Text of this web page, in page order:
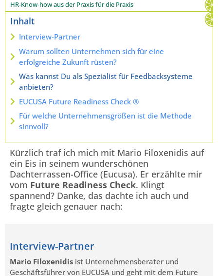
HR-Know-how aus der Praxis für die Praxis
Inhalt
Interview-Partner
Warum sollten Unternehmen sich für eine
erfolgreiche Zukunft rüsten?
Was kannst Du als Spezialist für Feedbacksysteme
anbieten?
EUCUSA Future Readiness Check ®
Für welche Unternehmensgrößen ist die Methode
sinnvoll?
Kürzlich traf ich mich mit Mario Filoxenidis auf
ein Eis in seinem wunderschönen
Dachterrassen-Office (Eucusa). Er erzählte mir
vom Future Readiness Check. Klingt
spannend? Danke, das dachte ich auch und
fragte gleich genauer nach:
Interview-Partner
Mario Filoxenidis ist Unternehmensberater und
Geschäftsführer von EUCUSA und geht mit dem Future